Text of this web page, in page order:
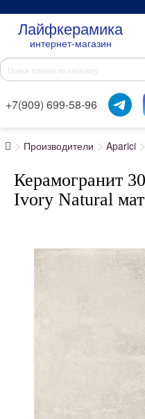
Лайфкерамика
интернет-магазин
+7(909) 699-58-96
Производители Aparici
Керамогранит
Ivory Natural